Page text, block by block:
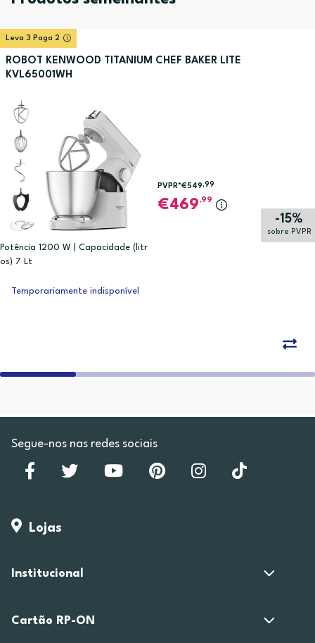
Leva 3 Paga 2
ROBOT KENWOOD TITANIUM CHEF BAKER LITE
KVL65001WH
Potência 1200 W | Capacidade (litr
os) 7 Lt
-15%
sobre PVPR
PVPR*€549,99
469,99
Temporariamente indisponível
Segue-nos nas redes sociais
Lojas
Institucional
Cartão RP-ON